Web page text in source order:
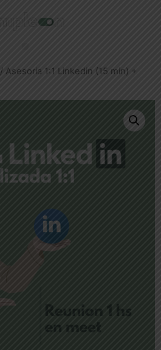
/ Asesoria 1:1 Linkedin (15 min) +